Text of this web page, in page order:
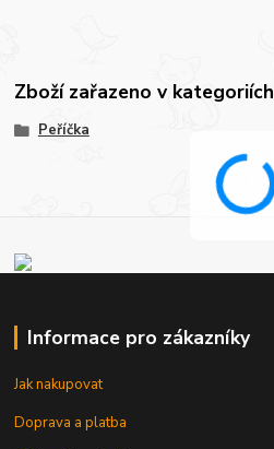
Zboží zařazeno v kategoriích
Peříčka
Informace pro zákazníky
Jak nakupovat
Doprava a platba